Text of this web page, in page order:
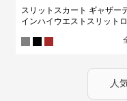
スリットスカート ギャザー
インハイウエストスリット
人